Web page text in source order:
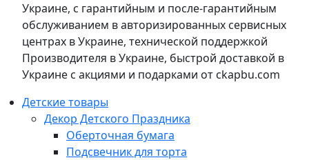
Украине, с гарантийным и после-гарантийным
обслуживанием в авторизированных сервисных
центрах в Украине, технической поддержкой
Производителя в Украине, быстрой доставкой в
Украине с акциями и подарками от ckapbu.com
Детские товары
Декор Детского Праздника
Оберточная бумага
Подсвечник для торта